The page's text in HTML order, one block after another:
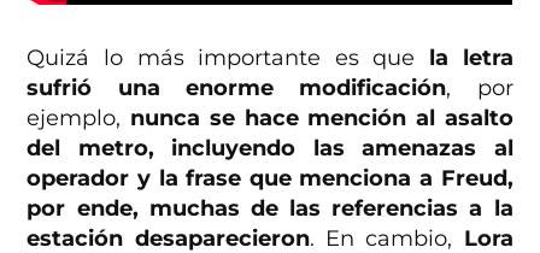
Quizá lo más importante es que la letra
sufrió una enorme modificación, por
ejemplo, nunca se hace mención al asalto
del metro, incluyendo las amenazas al
operador y la frase que menciona a Freud,
por ende, muchas de las referencias a la
estación desaparecieron. En cambio, Lora